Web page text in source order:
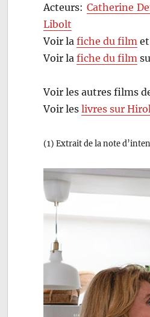
Acteurs: Catherine
Libolt
Voir lafiche du film
Voir lafiche du film
Voir les autres films
Voir leslivres sur
(1) Extrait de la note